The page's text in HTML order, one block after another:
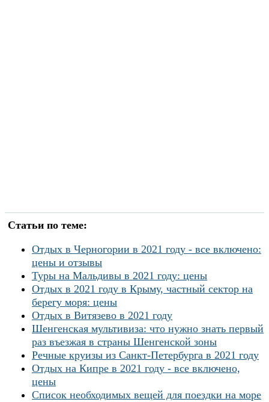
Статьи по теме:
Отдых в Черногории в 2021 году - все включено:
цены и отзывы
Туры на Мальдивы в 2021 году: цены
Отдых в 2021 году в Крыму, частный сектор на
берегу моря: цены
Отдых в Витязево в 2021 году
Шенгенская мультивиза: что нужно знать первый
раз въезжая в страны Шенгенской зоны
Речные круизы из Санкт-Петербурга в 2021 году
Отдых на Кипре в 2021 году - все включено,
цены
Список необходимых вещей для поездки на море